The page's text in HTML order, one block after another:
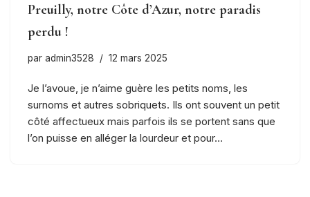
Preuilly, notre Côte d’Azur, notre paradis
perdu !
par admin3528 12 mars 2025
Je l’avoue, je n’aime guère les petits noms, les
surnoms et autres sobriquets. Ils ont souvent un petit
côté affectueux mais parfois ils se portent sans que
l’on puisse en alléger la lourdeur et pour…